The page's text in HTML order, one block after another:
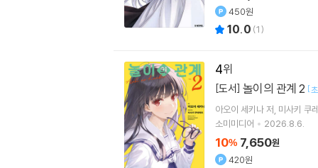
450원
10.0 (1)
4
[도서] 놀이의 관계 2 [
아오이 세키나저 미사키 쿠
소미미디어
2026.8.6.
10% 7,650원
420원